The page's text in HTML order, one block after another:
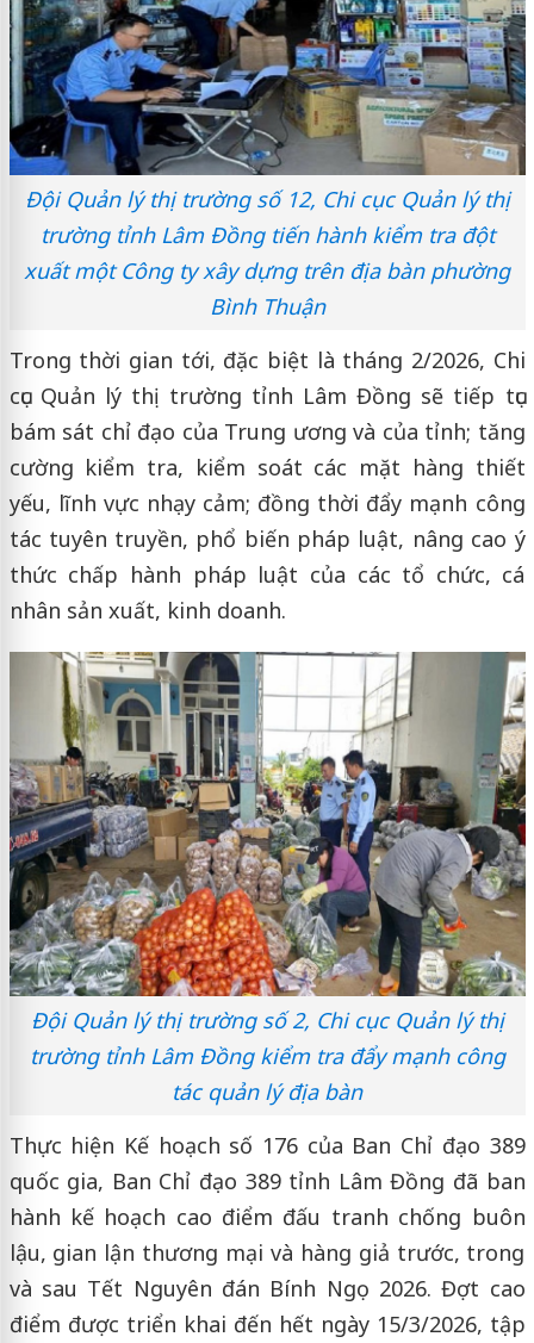
Đội Quản lý thị trường số 12, Chi cục Quản lý thị
trường tỉnh Lâm Đồng tiến hành kiểm tra đột
xuất một Công ty xây dựng trên địa bàn phường
Bình Thuận
Trong thời gian tới, đặc biệt là tháng 2/2026, Chi
cục Quản lý thị trường tỉnh Lâm Đồng sẽ tiếp tục
bám sát chỉ đạo của Trung ương và của tỉnh; tăng
cường kiểm tra, kiểm soát các mặt hàng thiết
yếu, lĩnh vực nhạy cảm; đồng thời đẩy mạnh công
tác tuyên truyền, phổ biến pháp luật, nâng cao ý
thức chấp hành pháp luật của các tổ chức, cá
nhân sản xuất, kinh doanh.
Đội Quản lý thị trường số 2, Chi cục Quản lý thị
trường tỉnh Lâm Đồng kiểm tra đẩy mạnh công
tác quản lý địa bàn
Thực hiện Kế hoạch số 176 của Ban Chỉ đạo 389
quốc gia, Ban Chỉ đạo 389 tỉnh Lâm Đồng đã ban
hành kế hoạch cao điểm đấu tranh chống buôn
lậu, gian lận thương mại và hàng giả trước, trong
và sau Tết Nguyên đán Bính Ngọ 2026. Đợt cao
điểm được triển khai đến hết ngày 15/3/2026, tập